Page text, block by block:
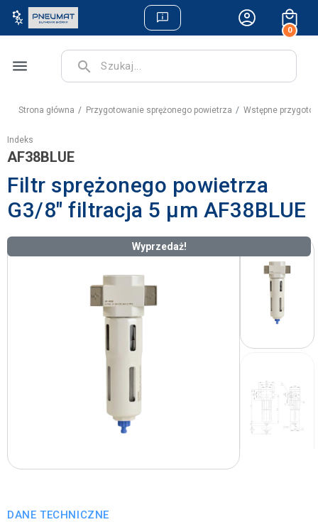
0
menu search
Strona główna Przygotowanie sprężonego powietrza Wstępne
Indeks
AF38BLUE
Filtr sprężonego powietrza
G3/8" filtracja 5 µm AF38BLUE
Wyprzedaż!
DANE TECHNICZNE